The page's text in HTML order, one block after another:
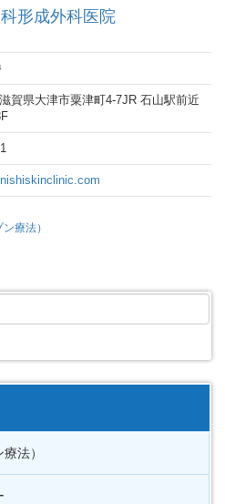
形成外科医院
賀県大津市粟津町4-7JR 石山駅前近
療法）
法）